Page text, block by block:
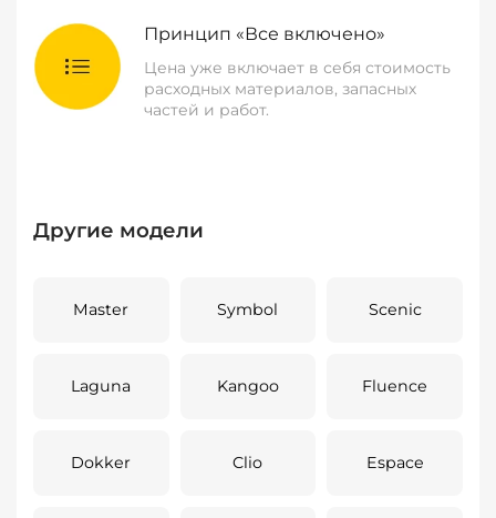
Принцип «Все включено»
Цена уже включает в себя стоимость
расходных материалов, запасных
частей и работ.
Другие модели
Master Symbol Scenic
Laguna Kangoo Fluence
Dokker Clio Espace